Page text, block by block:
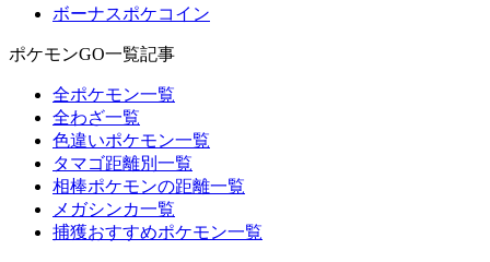
ボーナスポケコイン
ポケモンGO一覧記事
全ポケモン一覧
全わざ一覧
色違いポケモン一覧
タマゴ距離別一覧
相棒ポケモンの距離一覧
メガシンカ一覧
捕獲おすすめポケモン一覧